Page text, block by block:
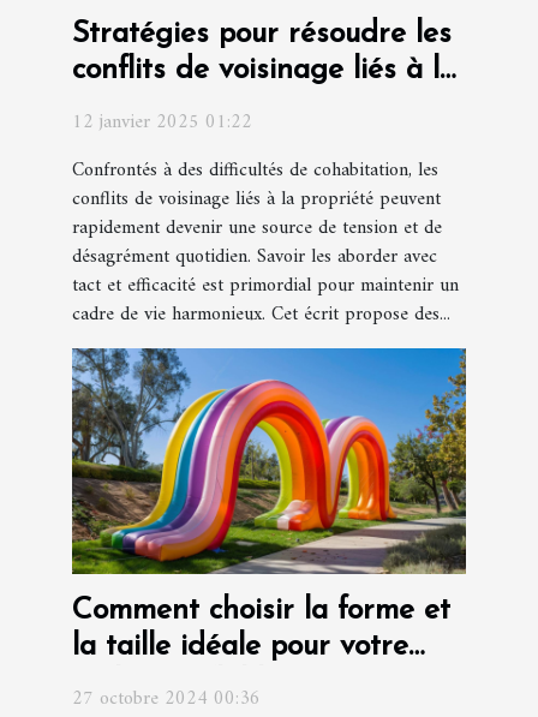
Stratégies pour résoudre les
conflits de voisinage liés à la
propriété
12 janvier 2025 01:22
Confrontés à des difficultés de cohabitation, les
conflits de voisinage liés à la propriété peuvent
rapidement devenir une source de tension et de
désagrément quotidien. Savoir les aborder avec
tact et efficacité est primordial pour maintenir un
cadre de vie harmonieux. Cet écrit propose des...
Comment choisir la forme et
la taille idéale pour votre
27 octobre 2024 00:36